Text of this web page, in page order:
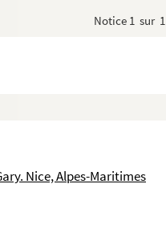
Notice 1 sur 1
Nice, Alpes-Maritimes